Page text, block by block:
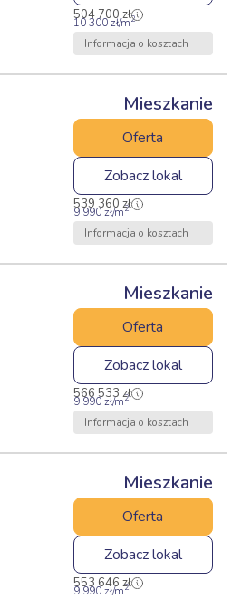
504 700 zł
10 300zł/m2
Informacja o kosztach
Mieszkanie
Oferta
Zobacz lokal
539 360 zł
9 990zł/m2
Informacja o kosztach
Mieszkanie
Oferta
Zobacz lokal
566 533 zł
9 990zł/m2
Informacja o kosztach
Mieszkanie
Oferta
Zobacz lokal
553 646 zł
9 990zł/m2